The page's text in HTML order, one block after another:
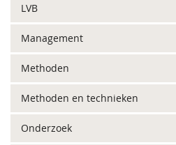
LVB
Management
Methoden
Methoden en technieken
Onderzoek